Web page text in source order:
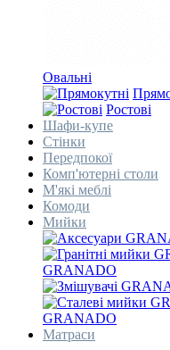
Овальні
Ростові
Шафи-купе
Стінки
Передпокої
Комп'ютерні столи
М'які меблі
Комоди
Мийки
GRANADO
GRANADO
Матраси